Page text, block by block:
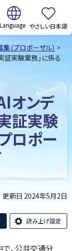
翻訳:
やさしい日本語
集（プロポーザル） >
証実験業務」に係る
オンデ
証実験
ロポー
更新日 2024年5月2日
読み上げ設定
、公共交通分